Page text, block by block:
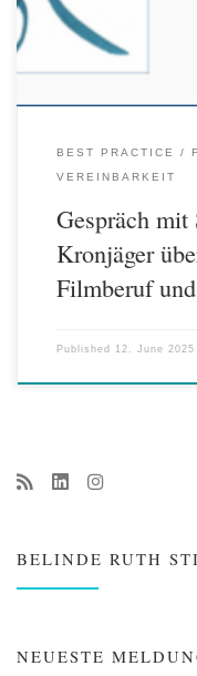
Gespräch geht es hier:
BEST PRACTICE
VEREINBARKEIT
Gespräch
Kronjäger
Filmberuf
Published 12. June 2025
BELINDE RUTH
NEUESTE